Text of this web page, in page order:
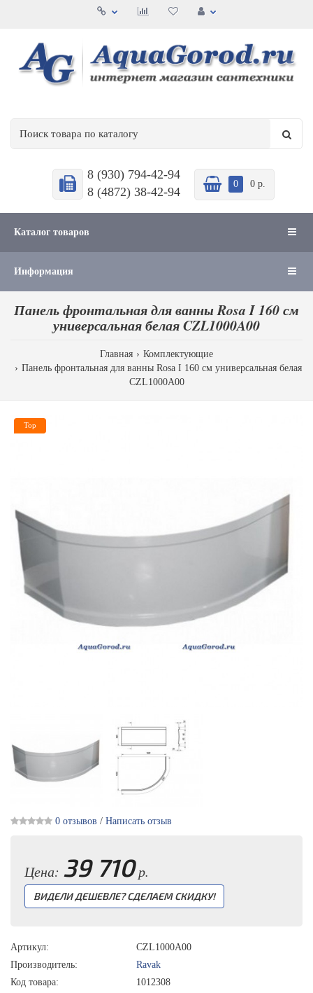
8 (930) 794-42-94
8 (4872) 38-42-94
0 0 р.
Каталог товаров
Информация
Панель фронтальная для ванны Rosa I 160 см
универсальная белая CZL1000A00
Главная
Комплектующие
Панель фронтальная для ванны Rosa I 160 см универсальная белая
CZL1000A00
Top
0 отзывов / Написать отзыв
Цена: 39 710р.
ВИДЕЛИ ДЕШЕВЛЕ? СДЕЛАЕМ СКИДКУ!
Артикул:
CZL1000A00
Производитель:
Ravak
Код товара:
1012308